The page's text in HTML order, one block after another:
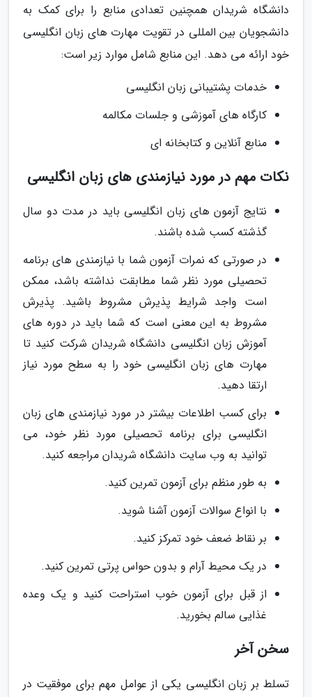
دانشگاه شریدان همچنین تعدادی منابع را برای کمک به
دانشجویان بین المللی در تقویت مهارت های زبان انگلیسی
خود ارائه می دهد. این منابع شامل موارد زیر است:
خدمات پشتیبانی زبان انگلیسی
کارگاه های آموزشی و جلسات مکالمه
منابع آنلاین و کتابخانه ای
نکات مهم در مورد نیازمندی های زبان انگلیسی
نتایج آزمون های زبان انگلیسی باید در مدت دو سال
گذشته کسب شده باشند.
در صورتی که نمرات آزمون شما با نیازمندی های برنامه
تحصیلی مورد نظر شما مطابقت نداشته باشد، ممکن
است واجد شرایط پذیرش مشروط باشید. پذیرش
مشروط به این معنی است که شما باید در دوره های
آموزش زبان انگلیسی دانشگاه شریدان شرکت کنید تا
مهارت های زبان انگلیسی خود را به سطح مورد نیاز
ارتقا دهید.
برای کسب اطلاعات بیشتر در مورد نیازمندی های زبان
انگلیسی برای برنامه تحصیلی مورد نظر خود، می
توانید به وب سایت دانشگاه شریدان مراجعه کنید.
به طور منظم برای آزمون تمرین کنید.
با انواع سوالات آزمون آشنا شوید.
بر نقاط ضعف خود تمرکز کنید.
در یک محیط آرام و بدون حواس پرتی تمرین کنید.
از قبل برای آزمون خوب استراحت کنید و یک وعده
غذایی سالم بخورید.
سخن آخر
تسلط بر زبان انگلیسی یکی از عوامل مهم برای موفقیت در